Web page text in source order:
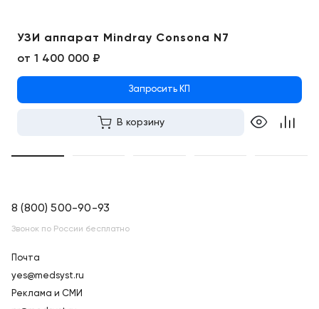
УЗИ аппарат Mindray Consona N7
от 1 400 000 ₽
Запросить КП
В корзину
8 (800) 500-90-93
Звонок по России бесплатно
Почта
yes@medsyst.ru
Реклама и СМИ